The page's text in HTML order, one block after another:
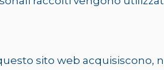
sito web acquisiscono,